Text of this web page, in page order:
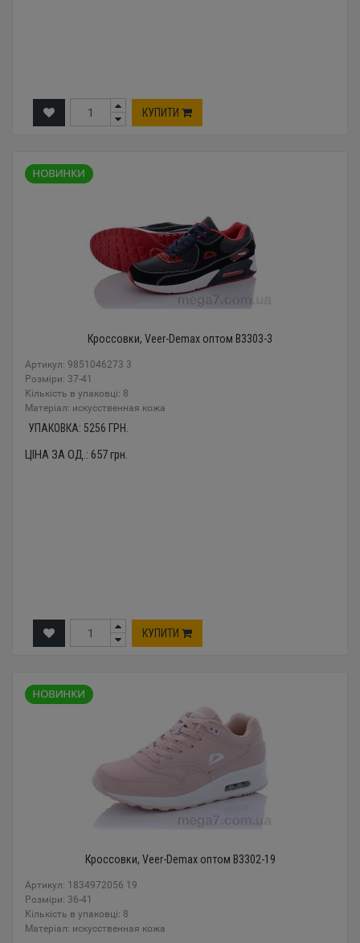
КУПИТИ
Кроссовки, Veer-Demax оптом B3303-3
Артикул: 9851046273 3
Розміри: 37-41
Кількість в упаковці: 8
Mатеріал: искусственная кожа
УПАКОВКА: 5256 ГРН.
ЦІНА ЗА ОД.: 657грн.
КУПИТИ
Кроссовки, Veer-Demax оптом B3302-19
Артикул: 1834972056 19
Розміри: 36-41
Кількість в упаковці: 8
Mатеріал: искусственная кожа